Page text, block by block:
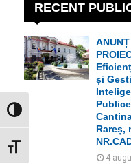
GLISOR NIVEL CONTRAST
GLISOR MĂRIME FONT
r
:
RECENT
și
Rareș,
4